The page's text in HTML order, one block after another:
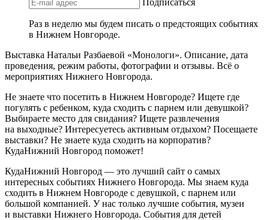
Раз в неделю мы будем писать о предстоящих событиях
в Нижнем Новгороде.
Выставка Натальи Разбаевой «Монологи». Описание, дата
проведения, режим работы, фотографии и отзывы. Всё о
мероприятиях Нижнего Новгорода.
Не знаете что посетить в Нижнем Новгороде? Ищете где
погулять с ребенком, куда сходить с парнем или девушкой?
Выбираете место для свидания? Ищете развлечения
на выходные? Интересуетесь активным отдыхом? Посещаете
выставки? Не знаете куда сходить на корпоратив?
КудаНижний Новгород поможет!
КудаНижний Новгород — это лучший сайт о самых
интересных событиях Нижнего Новгорода. Мы знаем куда
сходить в Нижнем Новгороде с девушкой, с парнем или
большой компанией. У нас только лучшие события, музеи
и выставки Нижнего Новгорода. События для детей